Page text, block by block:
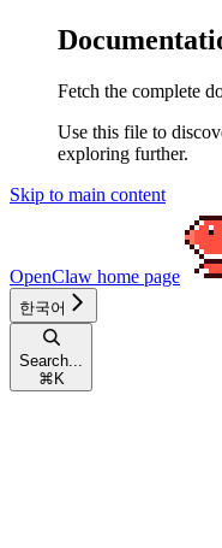
Fetch the complete
Use this file to
exploring further.
Skip to main content
OpenClaw home page
한국어
Search...
⌘ K